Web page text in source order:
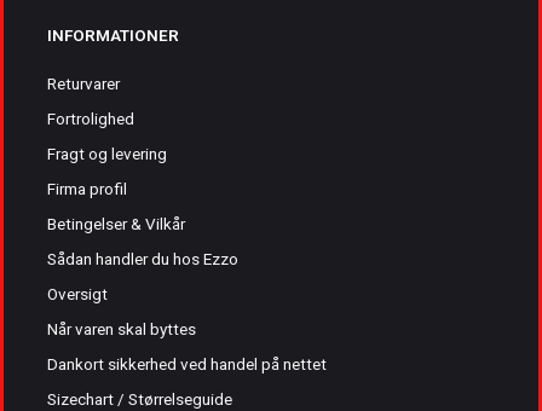
INFORMATIONER
Returvarer
Fortrolighed
Fragt og levering
Firma profil
Betingelser & Vilkår
Sådan handler du hos Ezzo
Oversigt
Når varen skal byttes
Dankort sikkerhed ved handel på nettet
Sizechart / Størrelseguide